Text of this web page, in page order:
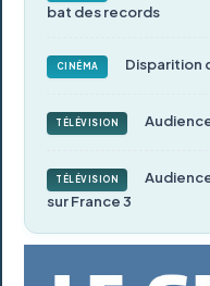
bat des records
CINÉMA Disparition
TÉLÉVISION
TÉLÉVISION
sur France 3